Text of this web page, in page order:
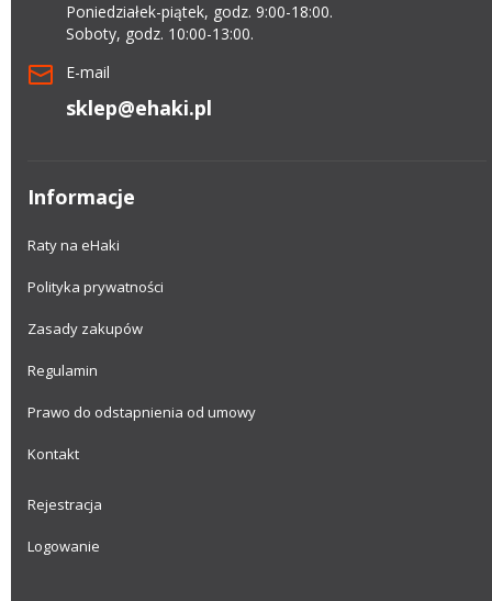
Poniedziałek-piątek, godz. 9:00-18:00.
Soboty, godz. 10:00-13:00.
E-mail
sklep@ehaki.pl
Informacje
Raty na eHaki
Polityka prywatności
Zasady zakupów
Regulamin
Prawo do odstapnienia od umowy
Kontakt
Rejestracja
Logowanie